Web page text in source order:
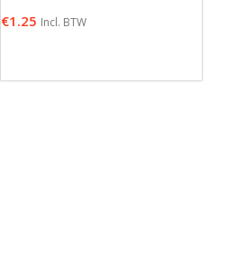
€1.25 Incl. BTW